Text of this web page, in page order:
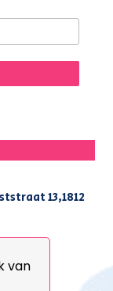
van
13,1812